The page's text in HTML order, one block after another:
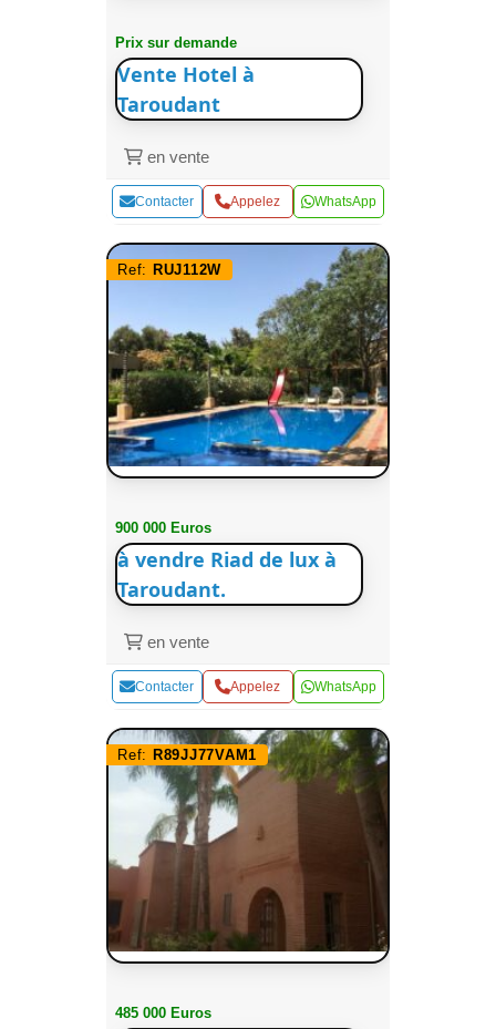
Prix sur demande
Vente Hotel à
Taroudant
en vente
Contacter Appelez WhatsApp
Ref: RUJ112W
900 000 Euros
à vendre Riad de lux à
Taroudant.
en vente
Contacter Appelez WhatsApp
Ref: R89JJ77VAM1
485 000 Euros